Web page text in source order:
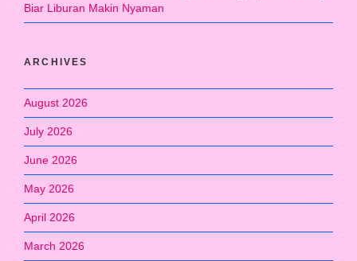
Biar Liburan Makin Nyaman
ARCHIVES
August 2026
July 2026
June 2026
May 2026
April 2026
March 2026